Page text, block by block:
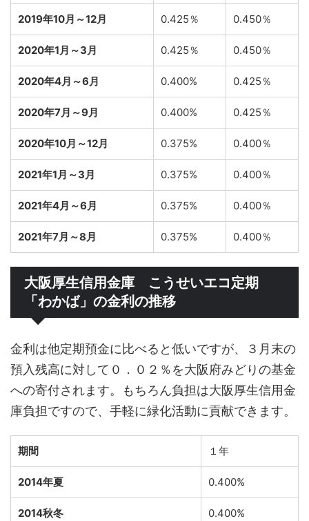
2019年10月～12月 0.425％ 0.450％
2020年1月～3月 0.425％ 0.450％
2020年4月～6月 0.400% 0.425％
2020年7月～9月 0.400% 0.425％
2020年10月～12月 0.375% 0.400％
2021年1月～3月 0.375% 0.400％
2021年4月～6月 0.375% 0.400％
2021年7月～8月 0.375% 0.400％
大阪厚生信用金庫 こうせいエコ定期
「わかば」の金利の推移
金利は他定期預金に比べると低いですが、３月末の
預入残高に対して０．０２％を大阪府みどりの基金
への寄付されます。もちろん負担は大阪厚生信用金
庫負担ですので、手軽に緑化活動に貢献できます。
期間 １年
2014年夏 0.400%
2014秋冬 0.400%